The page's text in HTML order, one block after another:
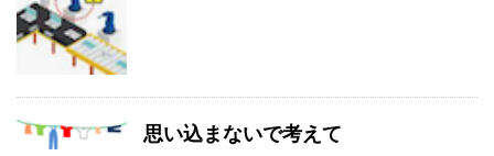
思い込まないで考えて